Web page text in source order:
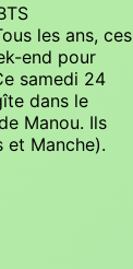
les ans, ces
end pour
samedi 24
dans le
Manou. Ils
et Manche).